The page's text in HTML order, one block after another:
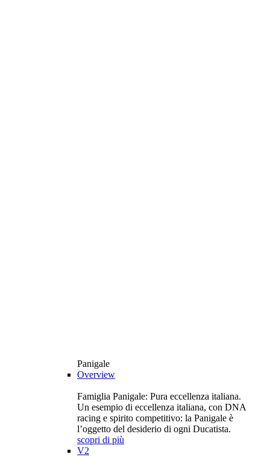
Panigale
Overview
Famiglia Panigale: Pura eccellenza italiana.
Un esempio di eccellenza italiana, con DNA
racing e spirito competitivo: la Panigale è
l’oggetto del desiderio di ogni Ducatista.
scopri di più
V2